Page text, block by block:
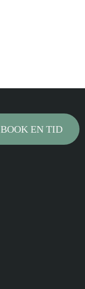
BOOK EN TID